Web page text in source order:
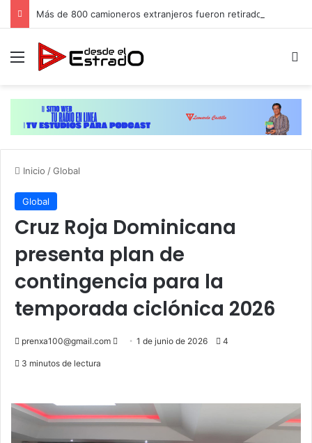
Menú
Inicio /Global
Global
Cruz Roja Dominicana
presenta plan de
contingencia para la
temporada ciclónica 2026
prenxa100@gmail.com
Send1 de junio de 2026 4
3 minutos de lectura